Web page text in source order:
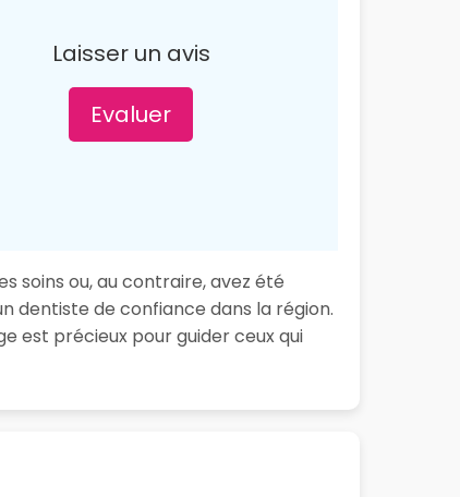
Laisser un avis
Evaluer
soins ou, au contraire, avez été
dentiste de confiance dans la région.
est précieux pour guider ceux qui